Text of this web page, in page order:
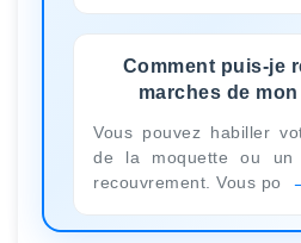
Comment puis-je
marches de
Vous pouvez habiller
de la moquette ou un
recouvrement. Vous po